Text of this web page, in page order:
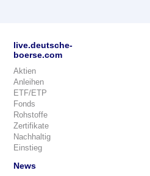
live.deutsche-
boerse.com
Aktien
Anleihen
ETF/ETP
Fonds
Rohstoffe
Zertifikate
Nachhaltig
Einstieg
News